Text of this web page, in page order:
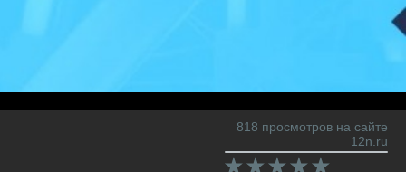
818 просмотров на сайте
12n.ru